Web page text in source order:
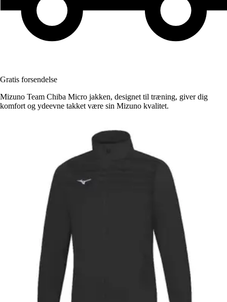
Gratis forsendelse
Mizuno Team Chiba Micro jakken, designet til træning, giver dig
komfort og ydeevne takket være sin Mizuno kvalitet.